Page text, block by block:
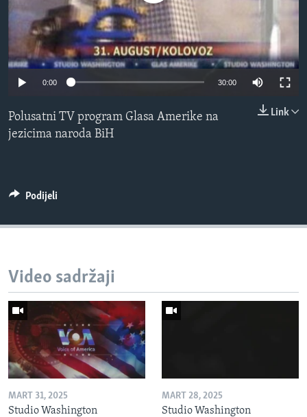
MAGAZIN
O GLASU AMERIKE
PRATITE NAS
0:00 30:00
Link
Polusatni TV program Glasa Amerike na
jezicima naroda BiH
Podijeli
Video sadržaji
MART 31, 2025
Studio Washington
MART 28, 2025
Studio Washington